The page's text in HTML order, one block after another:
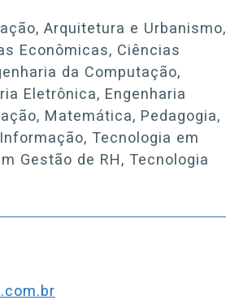
Arquitetura e Urbanismo,
Econômicas, Ciências
da Computação,
Eletrônica, Engenharia
Matemática, Pedagogia,
Tecnologia em
Gestão de RH, Tecnologia